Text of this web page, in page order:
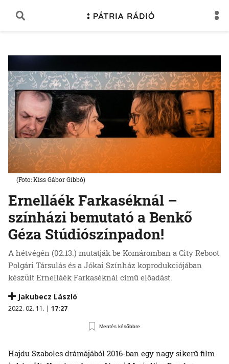
Ernelláék Farkaséknál –
színházi bemutató a Benkő
Géza Stúdiószínpadon!
A hétvégén (02.13.) mutatják be Komáromban a City Reboot
Polgári Társulás és a Jókai Színház koprodukciójában
készült Ernelláék Farkaséknál című előadást.
Jakubecz László
2022. 02. 11. | 17:27
Mentés későbbre
(Foto: Kiss Gábor Gibbó)
Hajdu Szabolcs drámájából 2016-ban egy nagy sikerű film